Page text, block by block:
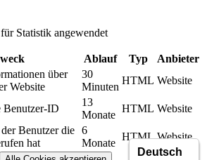
Statistik angewendet
Ablauf Typ
Anbieter
über
Website
30
Minuten
HTML Website
Benutzer-ID
13
Monate
HTML Website
Benutzer die
hat
6
Monate
HTML Website